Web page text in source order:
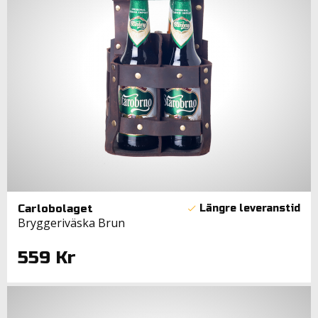
Carlobolaget
Bryggeriväska Brun
559 Kr